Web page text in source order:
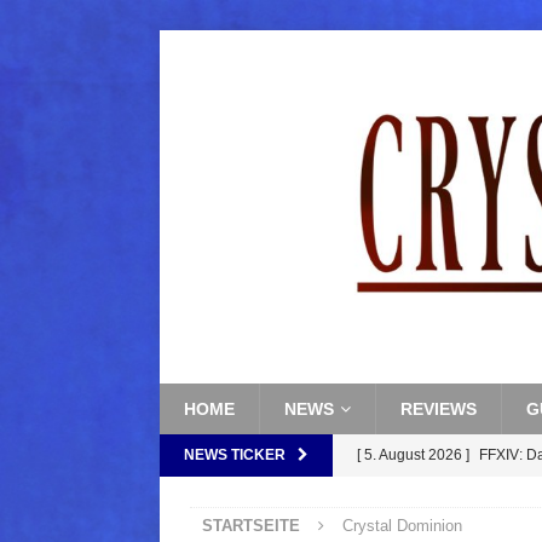
HOME NEWS REVIEWS
NEWS TICKER [ 5. August 2026 ] FFXIV:
[ 5. August 2026 ]
STARTSEITE Crystal Dominion